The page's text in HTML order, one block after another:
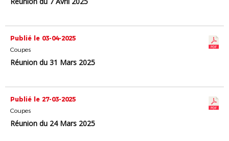
Publié le 03-04-2025
Coupes
Réunion du 31 Mars 2025
Publié le 27-03-2025
Coupes
Réunion du 24 Mars 2025